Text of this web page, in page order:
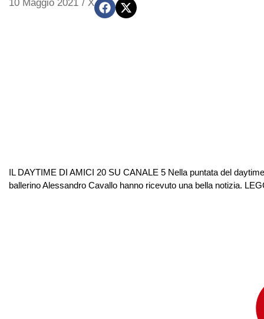
10 Maggio 2021 / X
IL DAYTIME DI AMICI 20 SU CANALE 5 Nella puntata del
ballerino Alessandro Cavallo hanno ricevuto una bella notizia.